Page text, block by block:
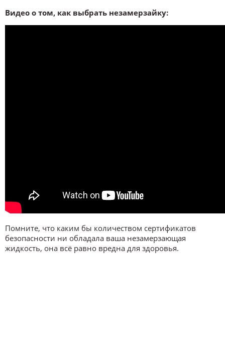
Видео о том, как выбрать незамерзайку:
Помните, что каким бы количеством сертификатов
безопасности ни обладала ваша незамерзающая
жидкость, она всё равно вредна для здоровья.